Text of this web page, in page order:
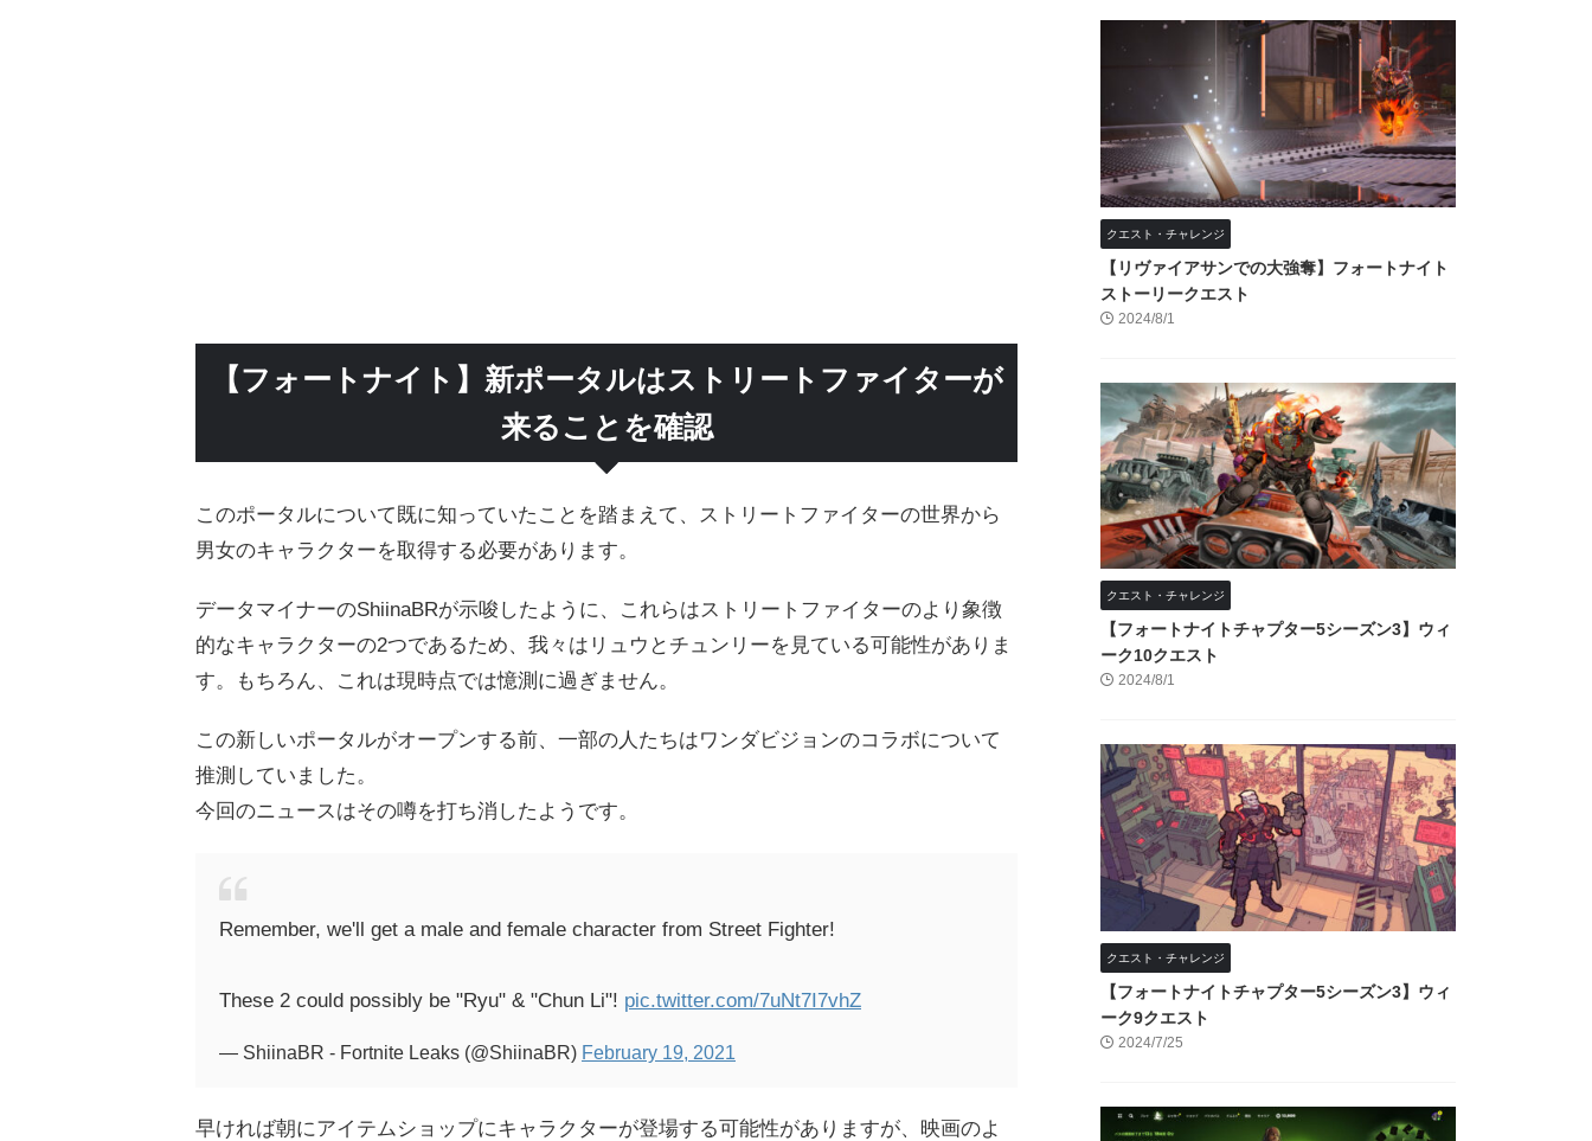
【フォートナイト】新ポータルはストリートファイターが
来ることを確認
このポータルについて既に知っていたことを踏まえて、ストリートファイターの世界から
男女のキャラクターを取得する必要があります。
データマイナーのShiinaBRが示唆したように、これらはストリートファイターのより象徴
的なキャラクターの2つであるため、我々はリュウとチュンリーを見ている可能性がありま
す。もちろん、これは現時点では憶測に過ぎません。
この新しいポータルがオープンする前、一部の人たちはワンダビジョンのコラボについて
推測していました。
今回のニュースはその噂を打ち消したようです。
Remember, we'll get a male and female character from Street Fighter!
These 2 could possibly be "Ryu" & "Chun Li"! pic.twitter.com/7uNt7I7vhZ
— ShiinaBR - Fortnite Leaks (@ShiinaBR) February 19, 2021
早ければ朝にアイテムショップにキャラクターが登場する可能性がありますが、映画のよ
クエスト・チャレンジ
【リヴァイアサンでの大強奪】フォートナイト
ストーリークエスト
2024/8/1
クエスト・チャレンジ
【フォートナイトチャプター5シーズン3】ウィ
ーク10クエスト
2024/8/1
クエスト・チャレンジ
【フォートナイトチャプター5シーズン3】ウィ
ーク9クエスト
2024/7/25